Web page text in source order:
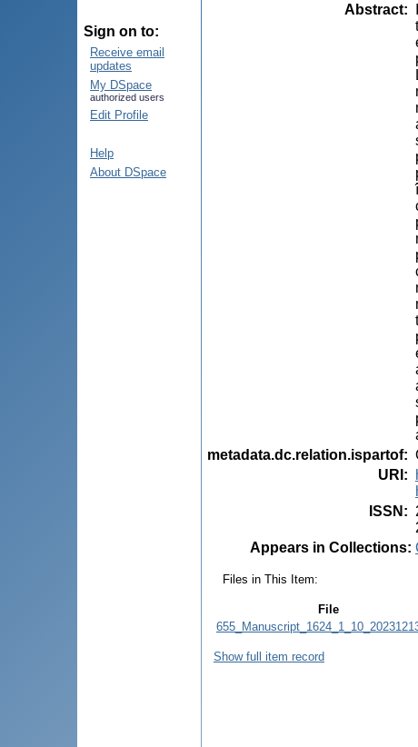
Sign on to:
Receive email
updates
My DSpace
authorized users
Edit Profile
Help
About DSpace
Abstract:
metadata.dc.relation.ispartof:
URI :
ISSN :
Appears in Collections:
Files in This Item:
File
Show full item record